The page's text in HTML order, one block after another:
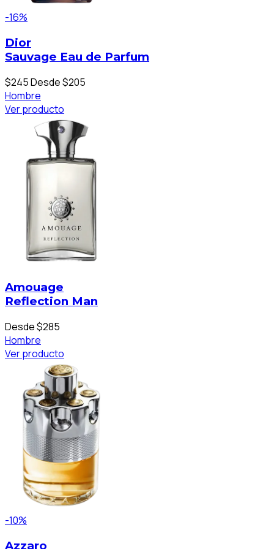
-16%
Dior
Sauvage Eau de Parfum
$245Desde $205
Hombre
Ver producto
Amouage
Reflection Man
Desde $285
Hombre
Ver producto
-10%
Azzaro